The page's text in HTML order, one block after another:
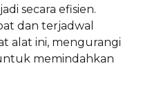
secara efisien.
dan terjadwal
alat ini, mengurangi
memindahkan